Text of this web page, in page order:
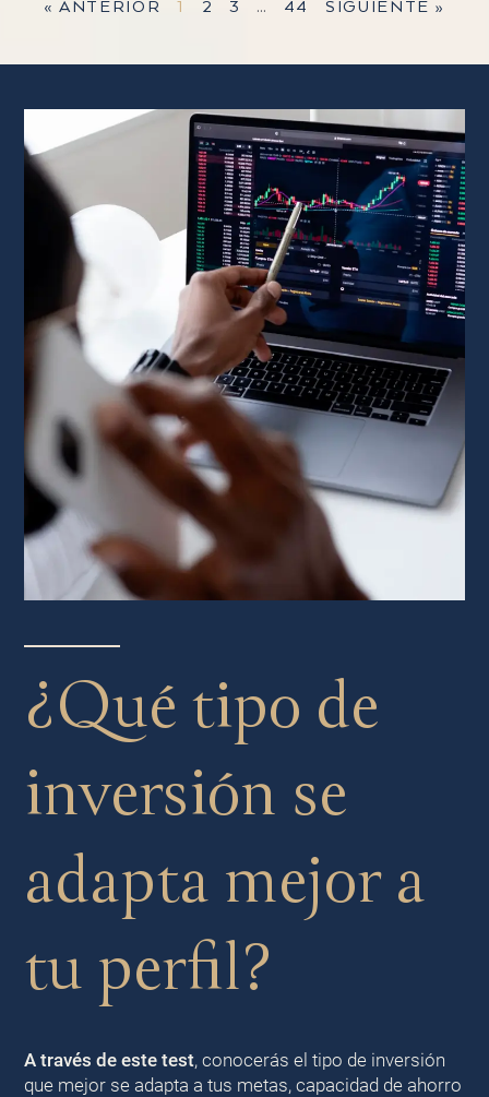
« ANTERIOR 1 2 3 … 44 SIGUIENTE »
¿Qué tipo de
inversión se
adapta mejor a
tu perfil?
A través de este test, conocerás el tipo de inversión
que mejor se adapta a tus metas, capacidad de ahorro